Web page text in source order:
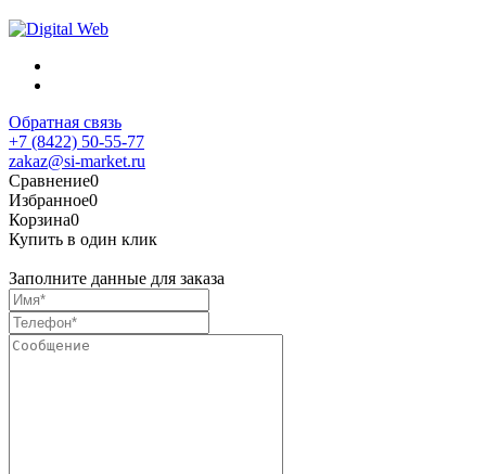
Обратная связь
+7 (8422) 50-55-77
zakaz@si-market.ru
Сравнение0
Избранное0
Корзина0
Купить в один клик
Заполните данные для заказа